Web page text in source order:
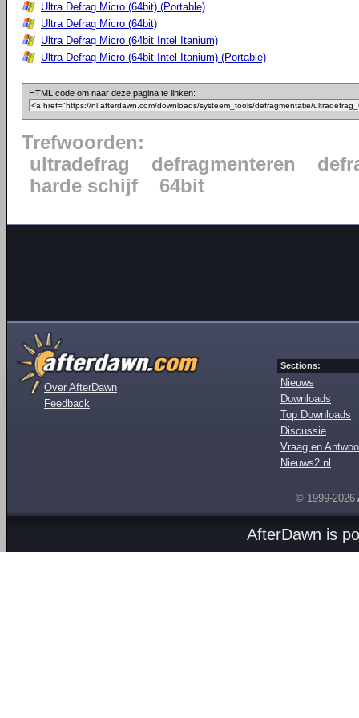
Ultra Defrag Micro (64bit) (Portable)
Ultra Defrag Micro (64bit)
Ultra Defrag Micro (64bit Intel Itanium)
Ultra Defrag Micro (64bit Intel Itanium) (Portable)
HTML code om naar deze pagina te linken:
Trefwoorden:
ultradefrag
defragmenteren
harde schijf
64bit
Over AfterDawn
Feedback
Sections:
Nieuws
Downloads
Top Downloads
Discussie
Vraag en
Nieuws2.nl
© 1999-2026
AfterDawn is